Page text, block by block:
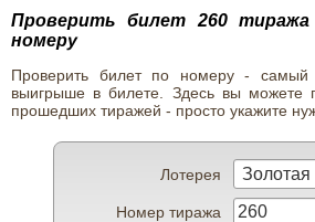
Проверить билет 260
номеру
Проверить билет по номеру - самый
выигрыше в билете. Здесь вы можете
прошедших тиражей - просто укажите
Лотерея
Номер тиража